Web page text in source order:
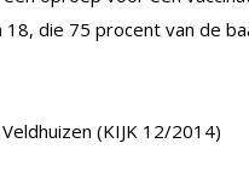
die 75 procent van de
(KIJK 12/2014)